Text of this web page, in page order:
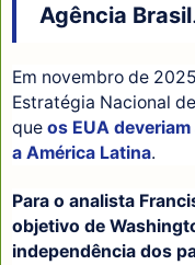
Agência Brasil.
Em novembro de
Estratégia Nacional
que os EUA
a América Latina.
Para o analista
objetivo de
independência dos